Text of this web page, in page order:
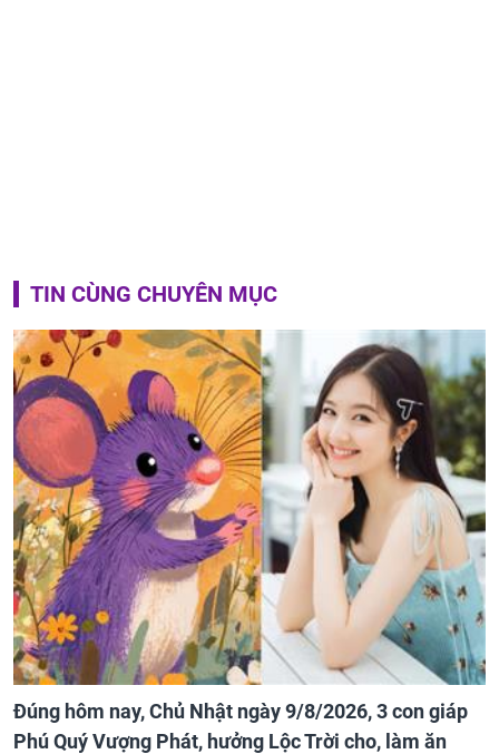
TIN CÙNG CHUYÊN MỤC
Đúng hôm nay, Chủ Nhật ngày 9/8/2026, 3 con giáp
Phú Quý Vượng Phát, hưởng Lộc Trời cho, làm ăn